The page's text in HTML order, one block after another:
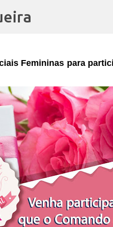
DE PE SERÁ
DIA DAS
Femininas para